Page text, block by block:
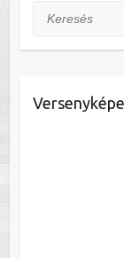
Keresés